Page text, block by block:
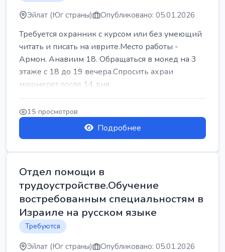
Эйлат (Юг страны) Опубликовано: 05.01.2026
Требуется охранник с курсом или без умеющий
читать и писать на иврите.Место работы -
Армон. Анавиим 18. Обращаться в мокед на 3
этаже с 18 до 19 вечера.Спросить ахраи
мишмерет.после 14 дня
15 просмотров
Подробнее
Отдел помощи в
трудоустройстве.Обучение
востребованным специальностям в
Израиле на русском языке
Требуются
Эйлат (Юг страны) Опубликовано: 05.01.2026